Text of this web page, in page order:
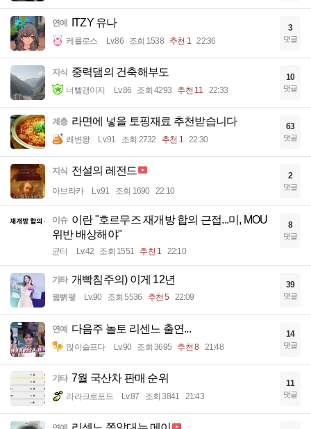
연예 ITZY 유나
케를로스 Lv.86 조회 1538 추천 1 22:36
3
댓글
지식 중력댐의 건축해부도
너빨갱이지 Lv.86 조회 4293 추천 11 22:33
10
댓글
계층 라면에 넣을 토핑재료 추천받습니다
쾌변왕 Lv.91 조회 2732 추천 1 22:30
63
댓글
지식 전설의 레전드
아브라카 Lv.91 조회 1690 22:10
2
댓글
이슈 이란 "호르무즈 재개방 합의 근접...미, MOU
위반 배상해야"
균터 Lv.42 조회 1551 추천 1 22:10
8
댓글
기타 개빡침주의) 이게 12년
꿻뻵뗗 Lv.90 조회 5536 추천 5 22:09
39
댓글
연예 다음주 놀토 리센느 출연...
많이슬프다 Lv.90 조회 3695 추천 8 21:48
14
댓글
기타 7월 국산차 판매 순위
라라크로포드 Lv.87 조회 3841 21:43
11
댓글